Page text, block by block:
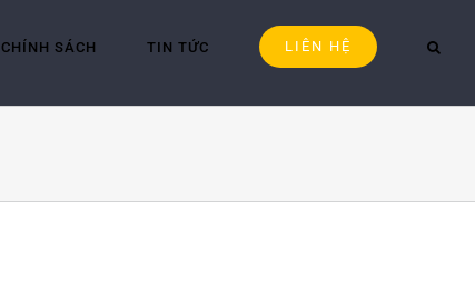
CHÍNH SÁCH TIN TỨC LIÊN HỆ